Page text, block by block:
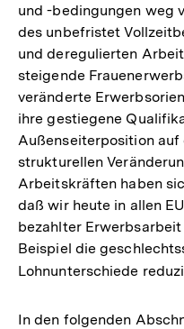
und -bedingungen weg
des unbefristet
und deregulierten
steigende
veränderte
ihre gestiegene
Außenseiterposition
strukturellen
Arbeitskräften haben
daß wir heute in allen
bezahlter
Beispiel die
Lohnunterschiede
In den folgenden